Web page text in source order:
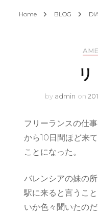
Home BLOG
by admin on
フリーランスの仕
から10日間ほど来
ことになった。
バレンシアの妹の
駅に来ると言うこ
いか色々聞いたの